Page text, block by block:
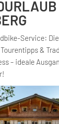
Service: Die
&
– ideale